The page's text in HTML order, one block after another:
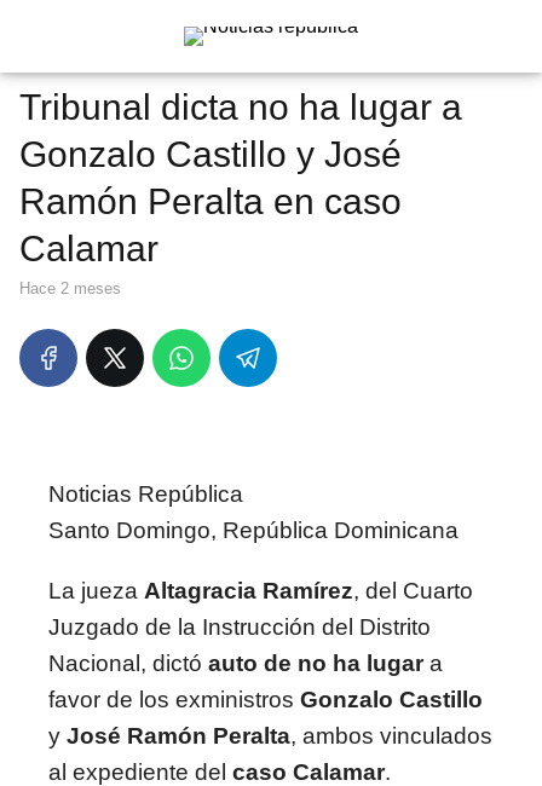
Tribunal dicta no ha lugar a
Gonzalo Castillo y José
Ramón Peralta en caso
Calamar
hace 2 meses
Noticias República
Santo Domingo, República Dominicana
La jueza Altagracia Ramírez, del Cuarto
Juzgado de la Instrucción del Distrito
Nacional, dictó auto de no ha lugara
favor de los exministros Gonzalo Castillo
y José Ramón Peralta, ambos vinculados
al expediente del caso Calamar.